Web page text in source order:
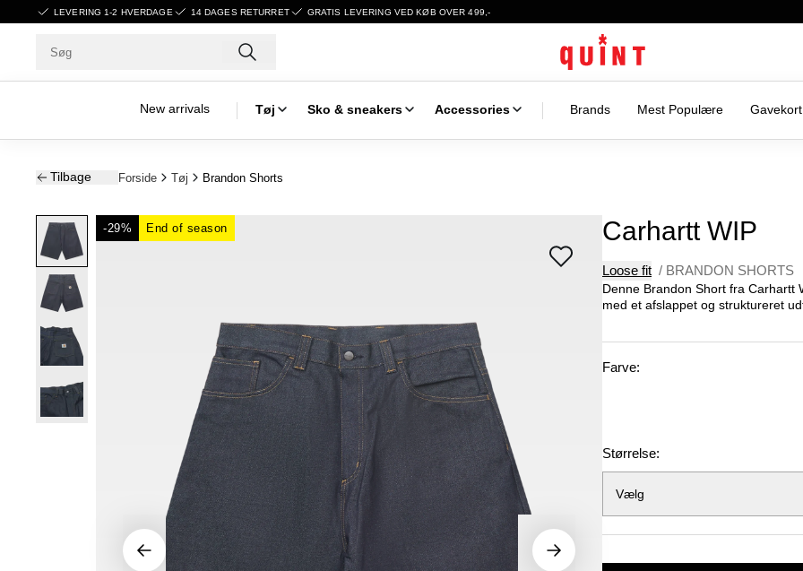
LEVERING 1-2 HVERDAGE 14 DAGES RETURRET GRATIS LEVERING VED KØB OVER 499,-
New arrivals Tøj Sko & sneakers Accessories Brands Mest Populære Gavekort
Tilbage Forside Tøj Brandon Shorts
-29% End of season Carhartt WIP
Loose fit / BRANDON SHORTS
Denne Brandon Short fra Carhartt
med et afslappet og struktureret
Farve:
Størrelse:
Vælg